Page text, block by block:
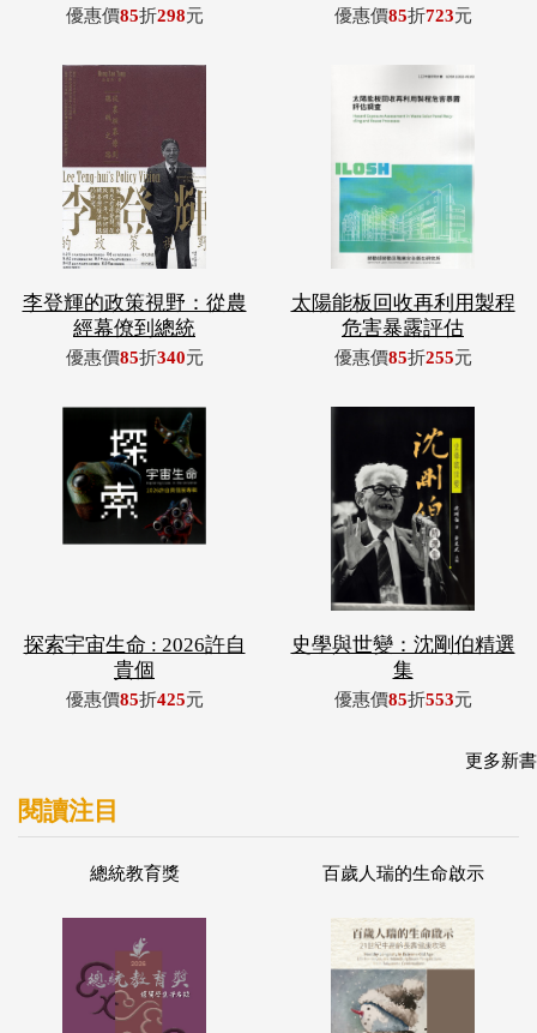
優惠價85折298元 優惠價85折723元
李登輝的政策視野：從農
經幕僚到總統
優惠價85折340元
太陽能板回收再利用製程
危害暴露評估
優惠價85折255元
探索宇宙生命 : 2026許自
貴個
優惠價85折425元
史學與世變：沈剛伯精選
集
優惠價85折553元
更多新書
閱讀注目
總統教育獎 百歲人瑞的生命啟示